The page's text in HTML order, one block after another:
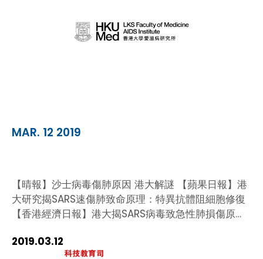
MAR. 12 2019
【晴報】沙士病毒傷肺原因 港大解謎 【蘋果日報】港
大研究揭SARS速傷肺致命原理：特異抗體阻細胞修復
【香港經濟日報】港大揭SARS病毒致急性肺損傷原
2019.03.12
Knowledge Exchange